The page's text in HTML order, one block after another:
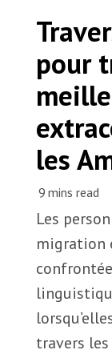
Les États
personnes
de guerre
Urgence
Séismes
de MSF
Dons
Travailler
Nous
Illustration par
pour
les
Les
migration
travers